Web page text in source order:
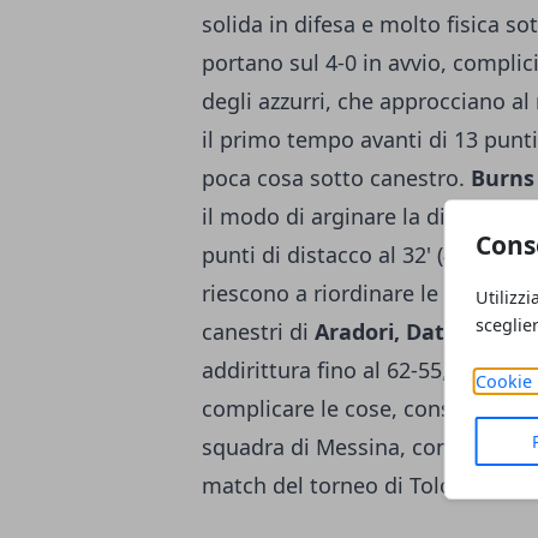
Cookie
solida in difesa e molto fisica
portano sul 4-0 in avvio,
degli azzurri, che approcciano
il primo tempo avanti di 13
poca cosa sotto canestro. Burns
il modo di arginare la difesa
punti di distacco al 32' (48-53).
riescono a riordinare le idee,
canestri di Aradori, Datome e
addirittura fino al 62-55, poi un
complicare le cose,
squadra di Messina, conserva
match del torneo di Tolosa.